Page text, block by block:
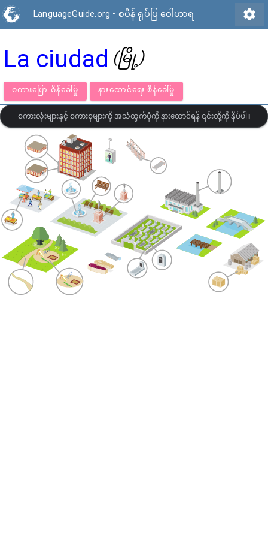
LanguageGuide.org • စပိန် ရုပ်ပြ ဝေါဟာရ settings
La ciudad (မြို့)
စကားပြော စိန်ခေါ်မှု နားထောင်ရေး စိန်ခေါ်မှု
စကားလုံးများနှင့် စကားစုများကို အသံထွက်ပုံကို နားထောင်ရန် ၎င်းတို့ကို နှိပ်ပါ။